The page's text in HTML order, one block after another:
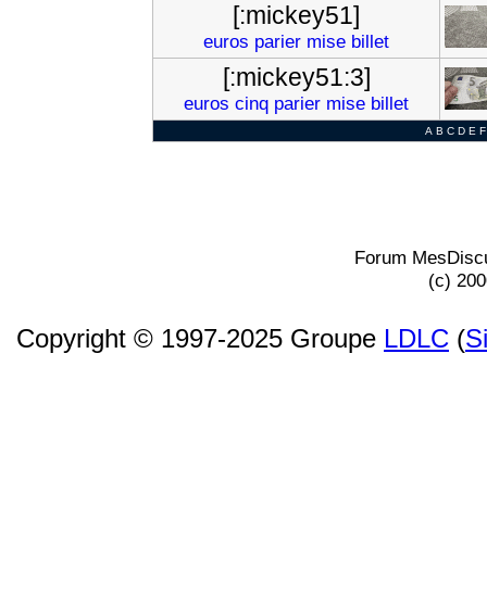
[:mickey51]
euros parier mise billet
[:mickey51:3]
euros cinq parier mise billet
A B C D E F
Forum
(c)
Copyright © 1997-2025 Groupe LDLC (